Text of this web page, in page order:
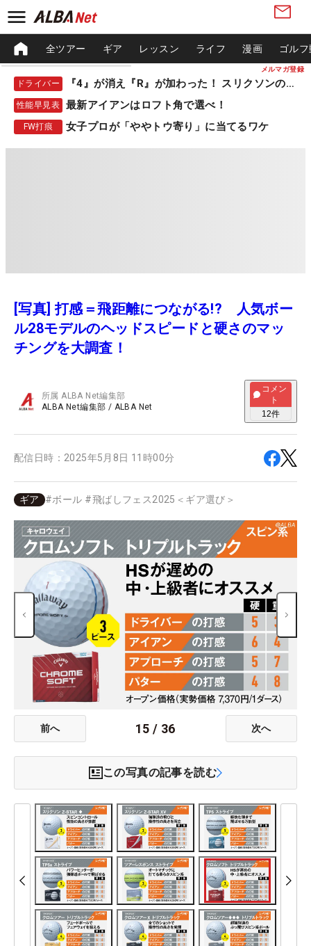
メルマガ登録
全ツアー ギア レッスン ライフ 漫画 ゴル
ドライバー 『4』が消え『R』が加わった！ スリクソンの新作
性能早見表 最新アイアンはロフト角で選べ！
FW打痕 女子プロが「ややトウ寄り」に当てるワケ
[写真] 打感＝飛距離につながる!? 人気ボー
ル28モデルのヘッドスピードと硬さのマッ
チングを大調査！
所属ALBA Net編集部
ALBA Net編集部 / ALBA Net
コメン
ト
12件
配信日時： 2025年5月8日 11時00分
ギア #ボール #飛ばしフェス2025＜ギア選び＞
前へ 15 / 36 次へ
この写真の記事を読む